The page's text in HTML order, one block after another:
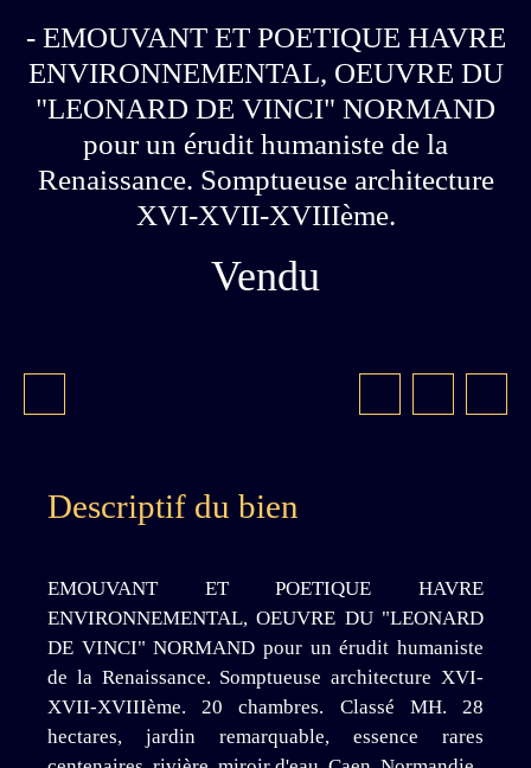
- EMOUVANT ET POETIQUE HAVRE
ENVIRONNEMENTAL, OEUVRE DU
"LEONARD DE VINCI" NORMAND
pour un érudit humaniste de la
Renaissance. Somptueuse architecture
XVI-XVII-XVIIIème.
Vendu
Descriptif du bien
EMOUVANT ET POETIQUE HAVRE
ENVIRONNEMENTAL, OEUVRE DU "LEONARD
DE VINCI" NORMAND pour un érudit humaniste
de la Renaissance. Somptueuse architecture XVI-
XVII-XVIIIème. 20 chambres. Classé MH. 28
hectares, jardin remarquable, essence rares